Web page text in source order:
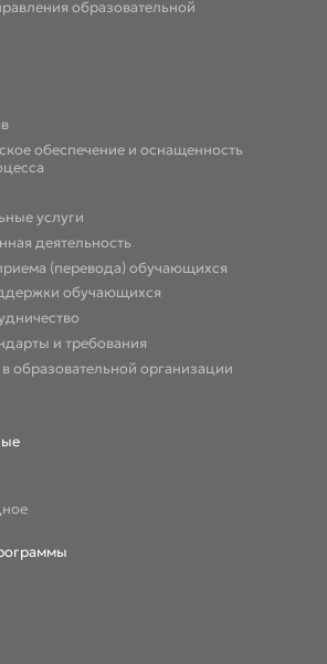
образовательной
обеспечение и оснащенность
услуги
деятельность
(перевода) обучающихся
обучающихся
и требования
образовательной организации